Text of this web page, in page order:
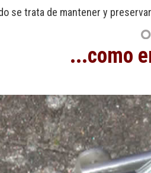
se trata de mantener y
...como